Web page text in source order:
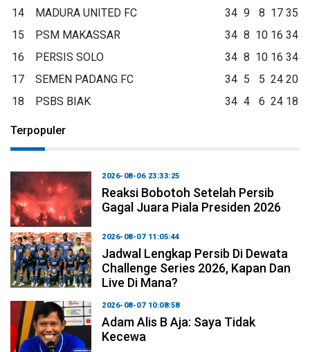
14 MADURA UNITED FC 34 9 8 17 35
15
PSM MAKASSAR 34 8 10 16 34
16
PERSIS SOLO 34 8 10 16 34
17
SEMEN PADANG FC 34 5 5 24 20
18
PSBS BIAK 34 4 6 24 18
Terpopuler
2026-08-06 23:33:25
Reaksi Bobotoh Setelah Persib
Gagal Juara Piala Presiden 2026
2026-08-07 11:05:44
Jadwal Lengkap Persib Di Dewata
Challenge Series 2026, Kapan Dan
Live Di Mana?
2026-08-07 10:08:58
Adam Alis B Aja: Saya Tidak
Kecewa